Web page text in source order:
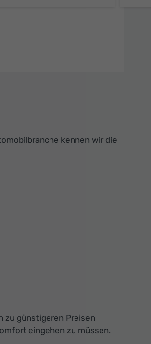
kennen wir die
zu günstigeren Preisen
eingehen zu müssen.